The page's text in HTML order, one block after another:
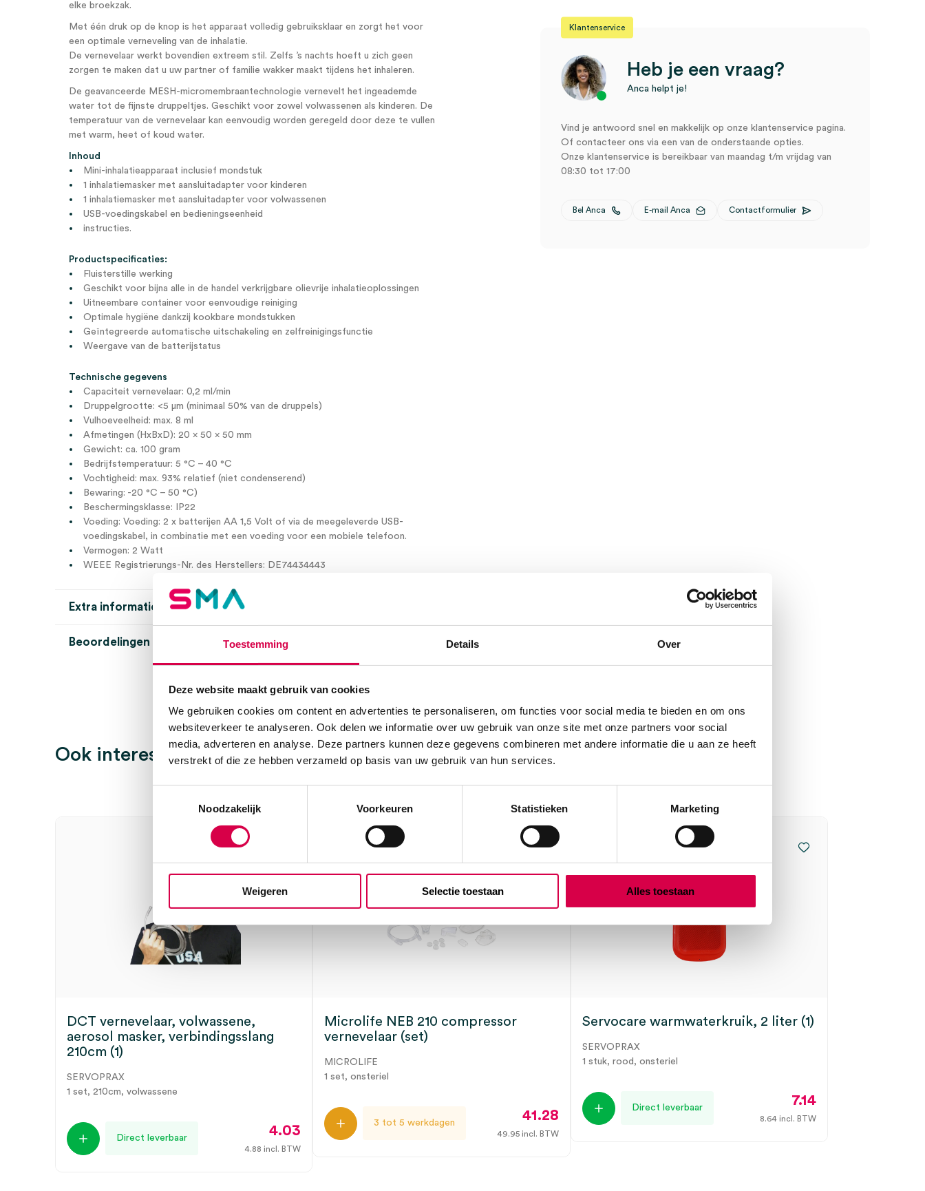
Toestemming Details Over
Deze website maakt gebruik van cookies
We gebruiken cookies om content en advertenties te personaliseren, om functies voor social media te bieden en om ons
websiteverkeer te analyseren. Ook delen we informatie over uw gebruik van onze site met onze partners voor social
media, adverteren en analyse. Deze partners kunnen deze gegevens combineren met andere informatie die u aan ze heeft
verstrekt of die ze hebben verzameld op basis van uw gebruik van hun services.
Noodzakelijk
Voorkeuren Statistieken Marketing
Weigeren Selectie toestaan Alles toestaan
elke broekzak.
Met één druk op de knop is het apparaat volledig gebruiksklaar en zorgt het voor
een optimale verneveling van de inhalatie.
De vernevelaar werkt bovendien extreem stil. Zelfs ’s nachts hoeft u zich geen
zorgen te maken dat u uw partner of familie wakker maakt tijdens het inhaleren.
De geavanceerde MESH-micromembraantechnologie vernevelt het ingeademde
water tot de fijnste druppeltjes. Geschikt voor zowel volwassenen als kinderen. De
temperatuur van de vernevelaar kan eenvoudig worden geregeld door deze te vullen
met warm, heet of koud water.
Inhoud
Mini-inhalatieapparaat inclusief mondstuk
1 inhalatiemasker met aansluitadapter voor kinderen
1 inhalatiemasker met aansluitadapter voor volwassenen
USB-voedingskabel en bedieningseenheid
instructies.
Productspecificaties:
Fluisterstille werking
Geschikt voor bijna alle in de handel verkrijgbare olievrije inhalatieoplossingen
Uitneembare container voor eenvoudige reiniging
Optimale hygiëne dankzij kookbare mondstukken
Geïntegreerde automatische uitschakeling en zelfreinigingsfunctie
Weergave van de batterijstatus
Technische gegevens
Capaciteit vernevelaar: 0,2 ml/min
Druppelgrootte: <5 µm (minimaal 50% van de druppels)
Vulhoeveelheid: max. 8 ml
Afmetingen (HxBxD): 20 x 50 x 50 mm
Gewicht: ca. 100 gram
Bedrijfstemperatuur: 5 °C – 40 °C
Vochtigheid: max. 93% relatief (niet condenserend)
Bewaring: -20 °C – 50 °C)
Beschermingsklasse: IP22
Voeding: Voeding: 2 x batterijen AA 1,5 Volt of via de meegeleverde USB-
voedingskabel, in combinatie met een voeding voor een mobiele telefoon.
Vermogen: 2 Watt
WEEE Registrierungs-Nr. des Herstellers: DE74434443
Extra informatie
onsteriel
Beoordelingen (0)
Er zijn nog geen beoordelingen.
om een beoordeling te plaatsen.
Klantenservice
Heb je een vraag?
Anca helpt je!
Vind je antwoord snel en makkelijk op onze klantenservice pagina.
Of contacteer ons via een van de onderstaande opties.
Onze klantenservice is bereikbaar van maandag t/m vrijdag van
08:30 tot 17:00
Bel Anca E-mail Anca Contactformulier
Ook interessant
DCT vernevelaar, volwassene,
aerosol masker, verbindingsslang
210cm (1)
SERVOPRAX
1 set, 210cm, volwassene
Direct leverbaar 4.03
4.88 incl. BTW
Microlife NEB 210 compressor
vernevelaar (set)
MICROLIFE
1 set, onsteriel
3 tot 5 werkdagen 41.28
49.95incl. BTW
Servocare warmwaterkruik, 2 liter (1)
SERVOPRAX
1 stuk, rood, onsteriel
Direct leverbaar 7.14
8.64incl. BTW